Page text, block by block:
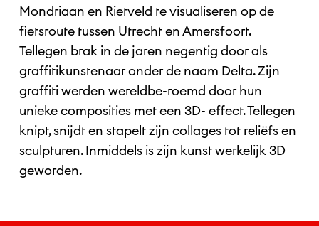
Mondriaan en Rietveld te visualiseren op de
fietsroute tussen Utrecht en Amersfoort.
Tellegen brak in de jaren negentig door als
graffitikunstenaar onder de naam Delta. Zijn
graffiti werden wereldbe-roemd door hun
unieke composities met een 3D- effect. Tellegen
knipt, snijdt en stapelt zijn collages tot reliëfs en
sculpturen. Inmiddels is zijn kunst werkelijk 3D
geworden.